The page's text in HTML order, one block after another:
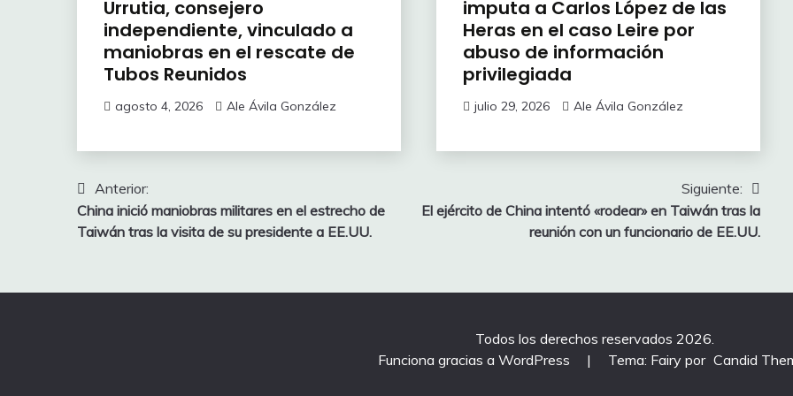
Urrutia, consejero
independiente, vinculado a
maniobras en el rescate de
Tubos Reunidos
agosto 4, 2026 Ale Ávila González
imputa a Carlos López de las
Heras en el caso Leire por
abuso de información
privilegiada
julio 29, 2026 Ale Ávila González
Navegación
de
Anterior:
China inició maniobras militares en el estrecho de
Taiwán tras la visita de su presidente a EE.UU.
Siguiente:
El ejército de China intentó «rodear» en Taiwán tras la
reunión con un funcionario de EE.UU.
Todos los derechos reservados 2026.
Funciona gracias a WordPress
| Tema: Fairy por Candid